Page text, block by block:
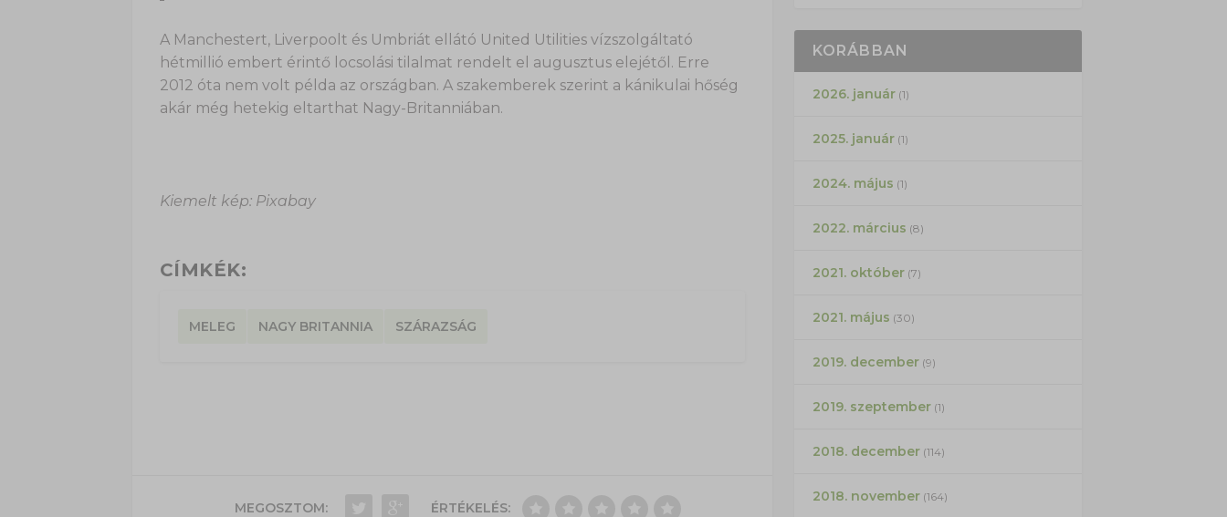
A Manchestert, Liverpoolt és Umbriát ellátó United Utilities vízszolgáltató
hétmillió embert érintő locsolási tilalmat rendelt el augusztus elejétől. Erre
2012 óta nem volt példa az országban. A szakemberek szerint a kánikulai hőség
akár még hetekig eltarthat Nagy-Britanniában.
Kiemelt kép: Pixabay
CÍMKÉK:
MELEG NAGY BRITANNIA SZÁRAZSÁG
MEGOSZTOM: ÉRTÉKELÉS:
KORÁBBAN
2026. január(1)
2025. január(1)
2024. május (1)
2022. március (8)
2021. október(7)
2021. május (30)
2019. december(9)
2019. szeptember(1)
2018. december(114)
2018. november(164)